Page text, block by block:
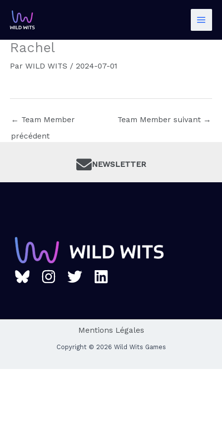
contenu
Rachel
Par WILD WITS / 2024-07-01
← Team Member
précédent
Team Member suivant →
NEWSLETTER
Mentions Légales
Copyright © 2026 Wild Wits Games